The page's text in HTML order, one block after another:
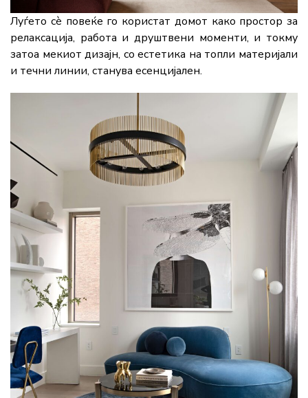
Луѓето сè повеќе го користат домот како простор за
релаксација, работа и друштвени моменти, и токму
затоа мекиот дизајн, со естетика на топли материјали
и течни линии, станува есенцијален.